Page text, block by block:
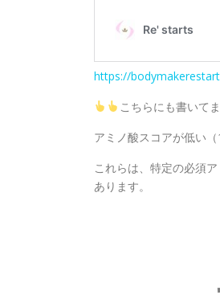
https://
こちらにも書いて
アミノ酸スコアが低い
これらは、特定の必須
あります。